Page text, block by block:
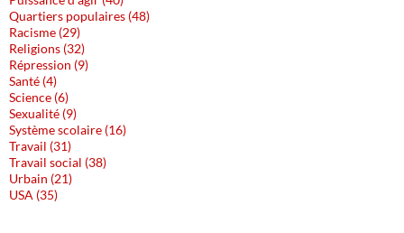
Quartiers populaires (48)
Racisme (29)
Religions (32)
Répression (9)
Santé (4)
Science (6)
Sexualité (9)
Système scolaire (16)
Travail (31)
Travail social (38)
Urbain (21)
USA (35)